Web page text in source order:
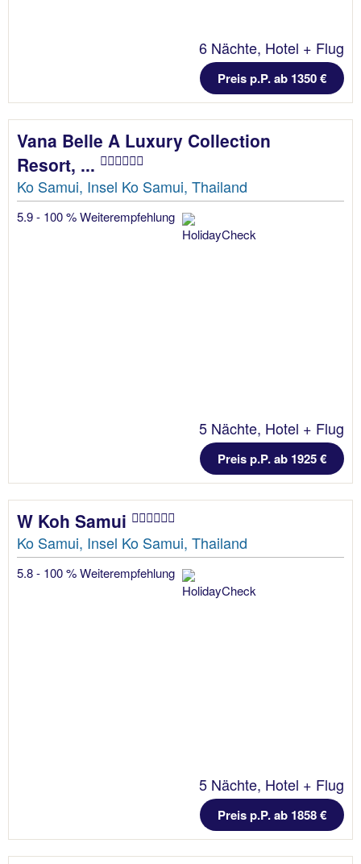
6 Nächte, Hotel + Flug
Preis p.P. ab 1350 €
Vana Belle A Luxury Collection
Resort, ...
Ko Samui, Insel Ko Samui, Thailand
5.9 - 100 % Weiterempfehlung
5 Nächte, Hotel + Flug
Preis p.P. ab 1925 €
W Koh Samui
Ko Samui, Insel Ko Samui, Thailand
5.8 - 100 % Weiterempfehlung
5 Nächte, Hotel + Flug
Preis p.P. ab 1858 €